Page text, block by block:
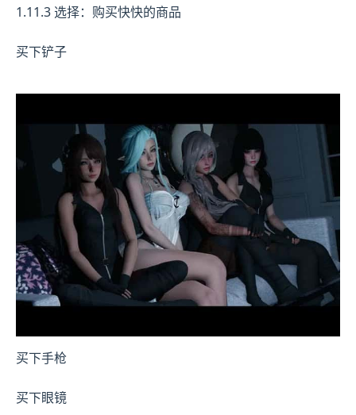
1.11.3 选择：购买快快的商品
买下铲子
买下手枪
买下眼镜